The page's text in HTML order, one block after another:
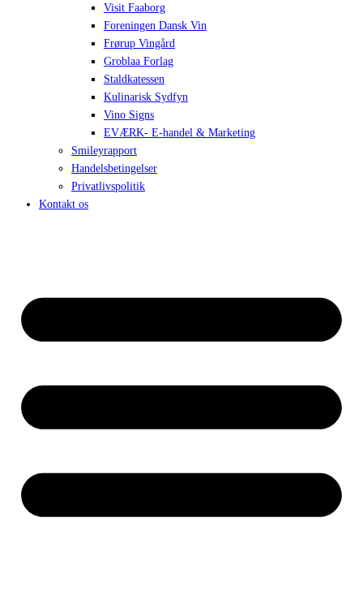
Visit Faaborg
Foreningen Dansk Vin
Frørup Vingård
Groblaa Forlag
Staldkatessen
Kulinarisk Sydfyn
Vino Signs
EVÆRK- E-handel & Marketing
Smileyrapport
Handelsbetingelser
Privatlivspolitik
Kontakt os